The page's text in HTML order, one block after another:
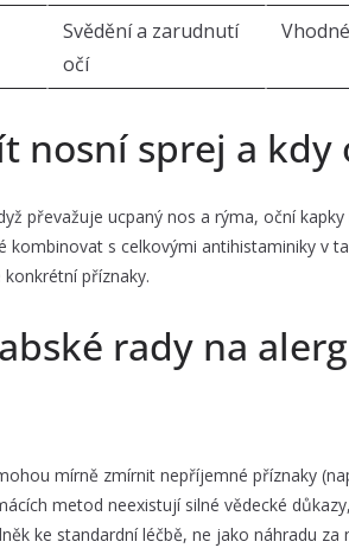
Svědění a zarudnutí
očí
nosní sprej a kdy
převažuje ucpaný nos a rýma, oční
kombinovat s celkovými antihistaminiky v
příznaky.
rady na
mírně zmírnit nepříjemné příznaky
metod neexistují silné vědecké
ke standardní léčbě, ne jako náhradu za